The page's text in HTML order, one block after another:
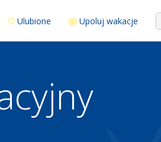
Ulubione Upoluj wakacje